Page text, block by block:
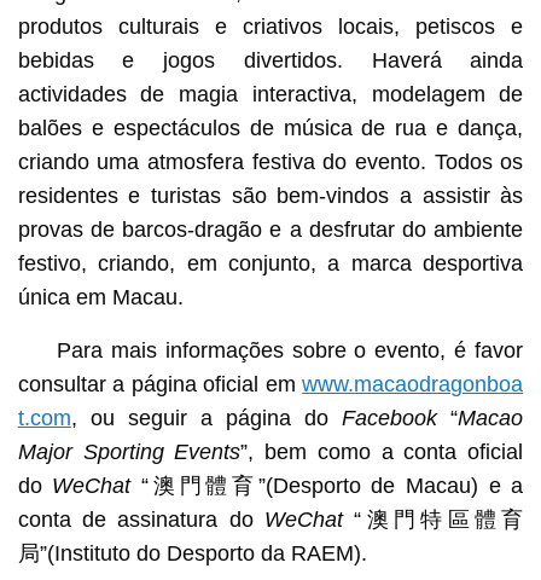
produtos culturais e criativos locais, petiscos e
bebidas e jogos divertidos. Haverá ainda
actividades de magia interactiva, modelagem de
balões e espectáculos de música de rua e dança,
criando uma atmosfera festiva do evento. Todos os
residentes e turistas são bem-vindos a assistir às
provas de barcos-dragão e a desfrutar do ambiente
festivo, criando, em conjunto, a marca desportiva
única em Macau.
Para mais informações sobre o evento, é favor
consultar a página oficial emwww.macaodragonboa
t.com, ou seguir a página doFacebook“Macao
Major Sporting Events”, bem como a conta oficial
do WeChat“澳門體育”(Desporto de Macau) e a
conta de assinatura do WeChat“澳門特區體育
局”(Instituto do Desporto da RAEM).